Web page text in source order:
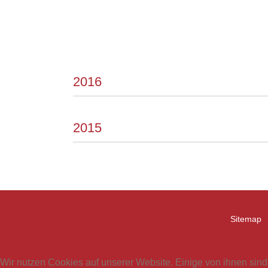
2016
2015
Sitemap
Wir nutzen Cookies auf unserer Website. Einige von ihnen